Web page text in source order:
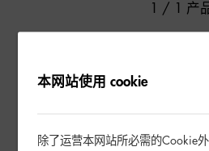
1 / 1 产
本网站使用 cookie
除了运营本网站所必需的Cookie